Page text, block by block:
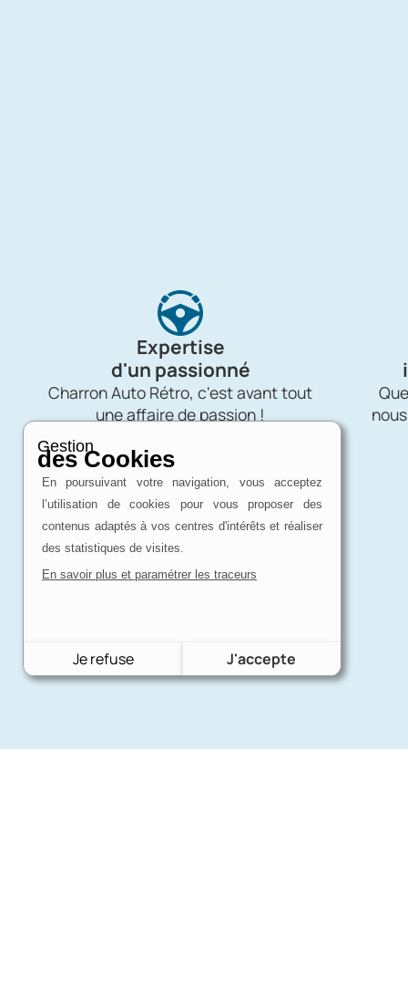
Expertise
d'un passionné
Charron Auto Rétro, c'est avant tout
une affaire de passion !
Gestion
des Cookies
En poursuivant votre navigation, vous acceptez
l’utilisation de cookies pour vous proposer des
contenus adaptés à vos centres d'intérêts et réaliser
des statistiques de visites.
En savoir plus et paramétrer les traceurs
Je refuse J'accepte